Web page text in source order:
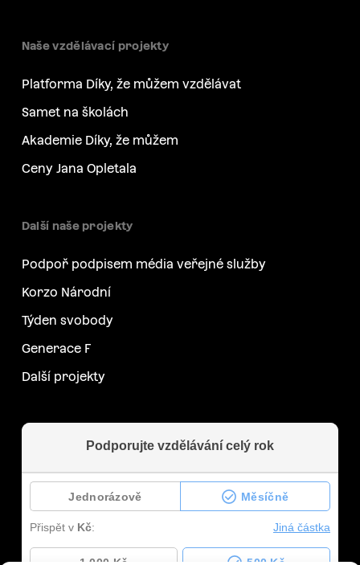
Naše vzdělávací projekty
Platforma Díky, že můžem vzdělávat
Samet na školách
Akademie Díky, že můžem
Ceny Jana Opletala
Další naše projekty
Podpoř podpisem média veřejné služby
Korzo Národní
Týden svobody
Generace F
Další projekty